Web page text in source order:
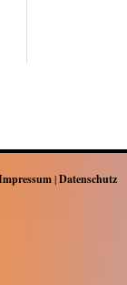
|Datenschutz